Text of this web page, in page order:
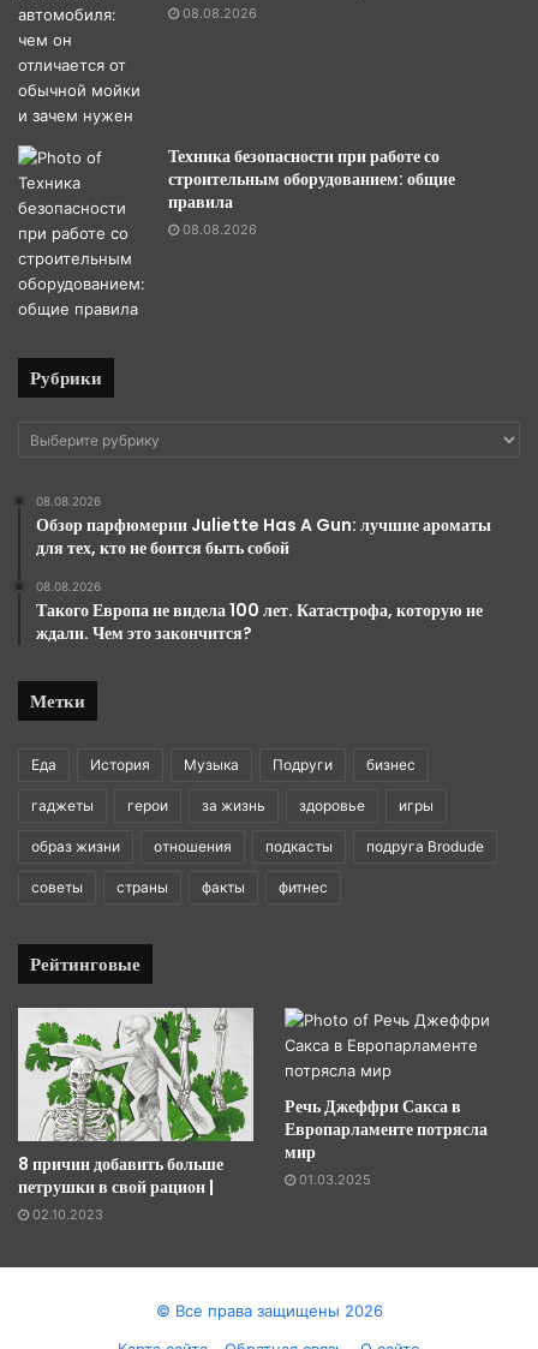
08.08.2026
Техника безопасности при работе со
строительным оборудованием: общие
правила
08.08.2026
Рубрики
Рубрики
08.08.2026
Обзор парфюмерии Juliette Has A Gun: лучшие ароматы
для тех, кто не боится быть собой
08.08.2026
Такого Европа не видела 100 лет. Катастрофа, которую не
ждали. Чем это закончится?
Метки
Еда История Музыка Подруги бизнес
гаджеты герои за жизнь здоровье игры
образ жизни отношения подкасты подруга Brodude
советы страны факты фитнес
Рейтинговые
8 причин добавить больше
петрушки в свой рацион |
02.10.2023
Речь Джеффри Сакса в
Европарламенте потрясла
мир
01.03.2025
© Все права защищены 2026